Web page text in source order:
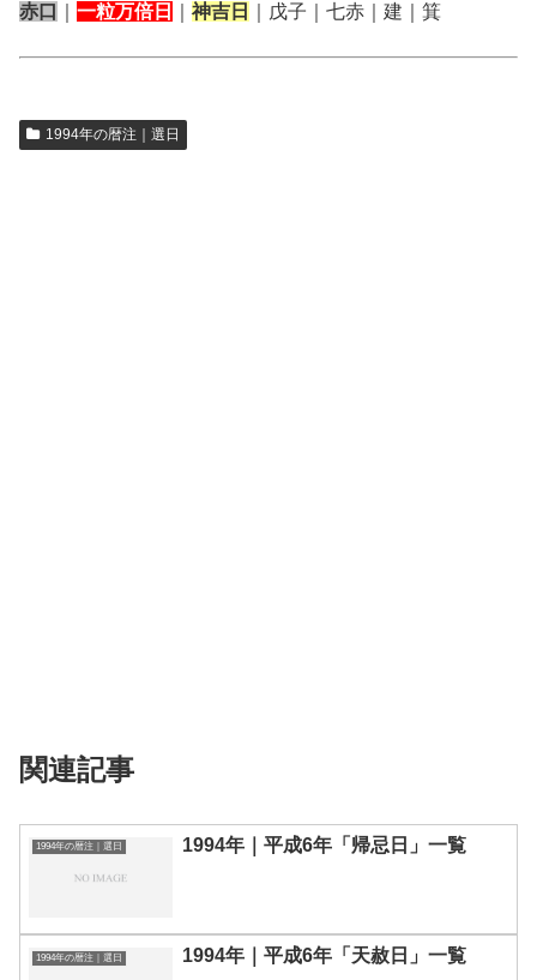
赤口
一粒万倍日 神吉日 ｜戊子｜七赤｜建｜箕
1994年の暦注｜選日
関連記事
1994年の暦注｜選日 1994年｜平成6年「帰忌日」一覧
1994年の暦注｜選日 1994年｜平成6年「天赦日」一覧